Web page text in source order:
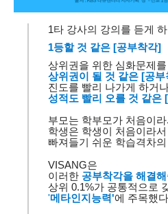
1타 강사의 강의를 듣게
1등할 것 같은 [공부착각]
상위권을 위한 심화문제
상위권이 될 것 같은 [공부
진도를 빨리 나가게 하거
성적도 빨리 오를 것 같은 [
부모는 학부모가 처음이라
학생은 학생이 처음이라서
빠져들기 쉬운 학습격차
VISANG은
이러한 공부착각을 해결
상위 0.1%가 공통적으로
'메타인지능력'에 주목했다